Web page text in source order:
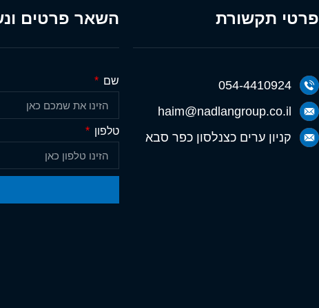
פרטי תקשורת
054-4410924
haim@nadlangroup.co.il
קניון ערים כצנלסון כפר סבא
השאר פרטים
שם
טלפון